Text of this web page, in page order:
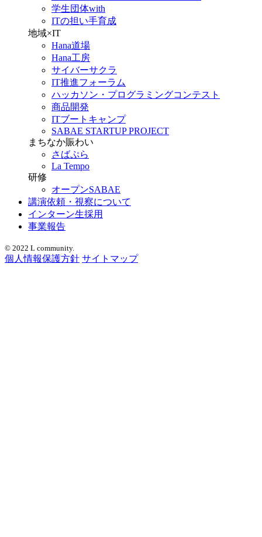
学生団体with
ITの担い手育成
地域×IT
Hana道場
Hana工房
サイバーサクラ
IT推進フォーラム
ハッカソン・プログラミングコンテスト
商品開発
ITブートキャンプ
SABAE STARTUP PROJECT
まちなか賑わい
さばぷら
La Tempo
研修
オープンSABAE
講演依頼・視察について
インターン生採用
事業報告
© 2022 L community.
個人情報保護方針 サイトマップ